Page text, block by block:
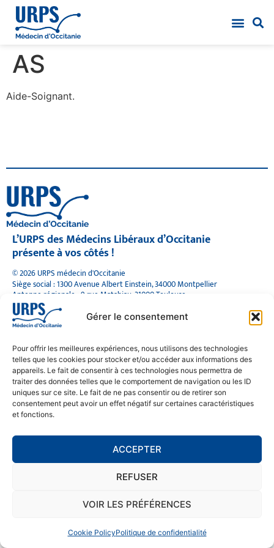
Gérer le consentement
Pour offrir les meilleures expériences, nous utilisons des technologies
telles que les cookies pour stocker et/ou accéder aux informations des
appareils. Le fait de consentir à ces technologies nous permettra de
traiter des données telles que le comportement de navigation ou les ID
uniques sur ce site. Le fait de ne pas consentir ou de retirer son
consentement peut avoir un effet négatif sur certaines caractéristiques
et fonctions.
ACCEPTER
REFUSER
VOIR LES PRÉFÉRENCES
Cookie PolicyPolitique de confidentialité
AS
Aide-Soignant.
L’URPS des Médecins Libéraux d’Occitanie
présente à vos côtés !
© 2026 URPS médecin d'Occitanie
Siège social : 1300 Avenue Albert Einstein, 34000 Montpellier
Antenne régionale : 9 rue Matabiau, 31000 Toulouse
05 61 15 80 90
Accueil : Lundi au Vendredi | 08h30 – 17h30
CONTACT
MENTIONS LÉGALES
POLITIQUE DE CONFIDENTIALITÉ
COOKIE POLICY (EU)
MONTPELLIER